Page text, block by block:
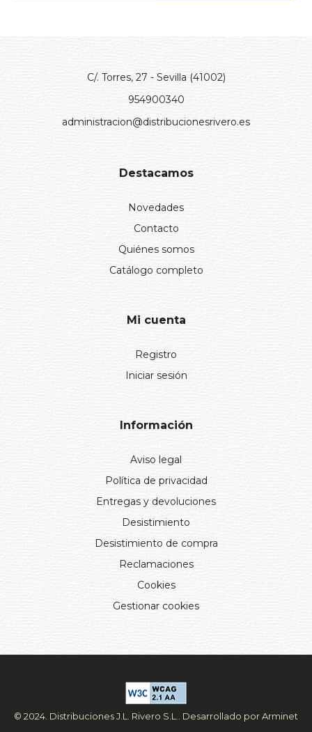
C/. Torres, 27 - Sevilla (41002)
954900340
administracion@distribucionesrivero.es
Destacamos
Novedades
Contacto
Quiénes somos
Catálogo completo
Mi cuenta
Registro
Iniciar sesión
Información
Aviso legal
Política de privacidad
Entregas y devoluciones
Desistimiento
Desistimiento de compra
Reclamaciones
Cookies
Gestionar cookies
© 2024. Distribuciones J.L. Rivero S.L.. Desarrollado porArminet